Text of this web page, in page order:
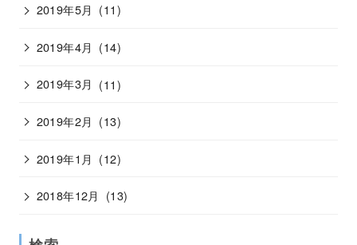
2019年5月 (11)
2019年4月 (14)
2019年3月 (11)
2019年2月 (13)
2019年1月 (12)
2018年12月 (13)